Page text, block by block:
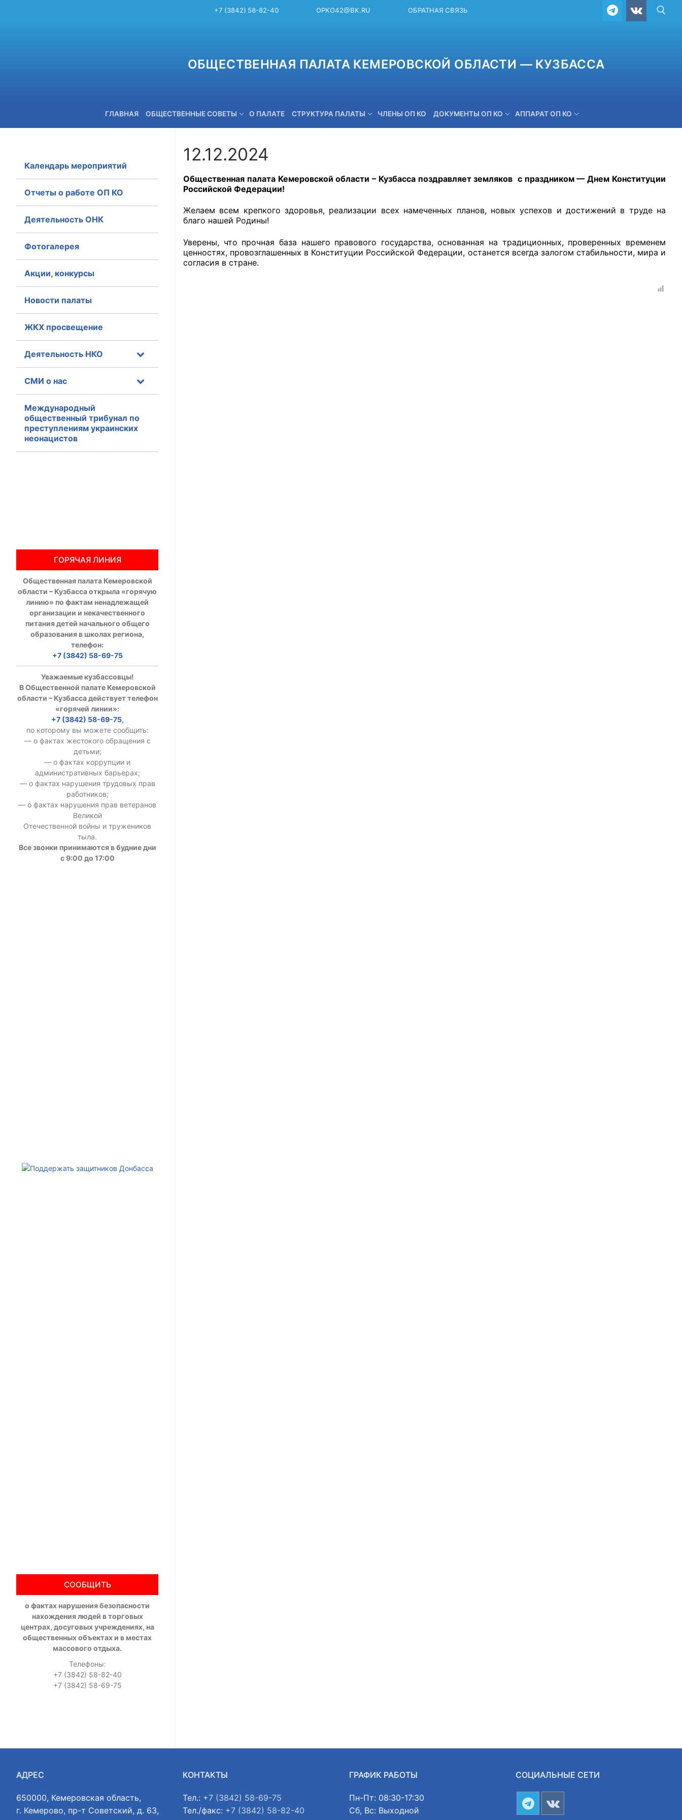
+7 (3842) 58-82-40 OPKO42@BK.RU ОБРАТНАЯ СВЯЗЬ
ОБЩЕСТВЕННАЯ ПАЛАТА КЕМЕРОВСКОЙ ОБЛАСТИ — КУЗБАССА
ГЛАВНАЯ ОБЩЕСТВЕННЫЕ СОВЕТЫ О ПАЛАТЕ СТРУКТУРА ПАЛАТЫ ЧЛЕНЫ ОП КО ДОКУМЕНТЫ ОП КО АППАРАТ ОП КО
+7 (3842) 58-82-40 OPKO42@BK.RU ОБРАТНАЯ СВЯЗЬ
Главная
Общественные советы
12.12.2024
Общественная палата Кемеровской области – Кузбасса поздравляет земляков с праздником — Днем Конституции
Российской Федерации!
Желаем всем крепкого здоровья, реализации всех намеченных планов, новых успехов и достижений в труде на
благо нашей Родины!
Уверены, что прочная база нашего правового государства, основанная на традиционных, проверенных временем
ценностях, провозглашенных в Конституции Российской Федерации, останется всегда залогом стабильности, мира и
согласия в стране.
Календарь мероприятий
Отчеты о работе ОП КО
Деятельность ОНК
Фотогалерея
Акции, конкурсы
Новости палаты
ЖКХ просвещение
Деятельность НКО
СМИ о нас
Международный
общественный трибунал по
преступлениям украинских
неонацистов
ГОРЯЧАЯ ЛИНИЯ
Общественная палата Кемеровской
области – Кузбасса открыла «горячую
линию» по фактам ненадлежащей
организации и некачественного
питания детей начального общего
образования в школах региона,
телефон:
+7 (3842) 58-69-75
Уважаемые кузбассовцы!
В Общественной палате Кемеровской
области – Кузбасса действует телефон
«горячей линии»:
+7 (3842) 58-69-75,
по которому вы можете сообщить:
— о фактах жестокого обращения с
детьми;
— о фактах коррупции и
административных барьерах;
— о фактах нарушения трудовых прав
работников;
— о фактах нарушения прав ветеранов
Великой
Отечественной войны и тружеников
тыла.
Все звонки принимаются в будние дни
с 9:00 до 17:00
СООБЩИТЬ
о фактах нарушения безопасности
нахождения людей в торговых
центрах, досуговых учреждениях, на
общественных объектах и в местах
массового отдыха.
Телефоны:
+7 (3842) 58-82-40
+7 (3842) 58-69-75
АДРЕС
650000, Кемеровская область,
г. Кемерово, пр-т Советский, д. 63,
КОНТАКТЫ
Тел.: +7 (3842) 58-69-75
Тел./факс: +7 (3842) 58-82-40
ГРАФИК РАБОТЫ
Пн-Пт: 08:30-17:30
Сб, Вс: Выходной
СОЦИАЛЬНЫЕ СЕТИ